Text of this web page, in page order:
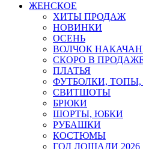
ЖЕНСКОЕ
ХИТЫ ПРОДАЖ
НОВИНКИ
ОСЕНЬ
ВОЛЧОК
СКОРО В
ПЛАТЬЯ
ФУТБОЛКИ,
СВИТШОТЫ
БРЮКИ
ШОРТЫ, ЮБКИ
РУБАШКИ
КОСТЮМЫ
ГОД ЛОШАДИ 2026